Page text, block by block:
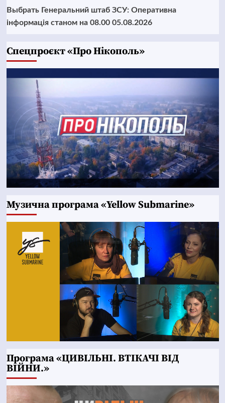
Выбрать Генеральний штаб ЗСУ: Оперативна
інформація станом на 08.00 05.08.2026
Cпецпроєкт «Про Нікополь»
Музична програма «Yellow Submarine»
Програма «ЦИВІЛЬНІ. ВТІКАЧІ ВІД
ВІЙНИ.»